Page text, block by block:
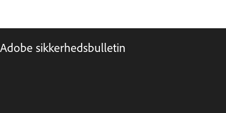
Adobe sikkerhedsbulletin